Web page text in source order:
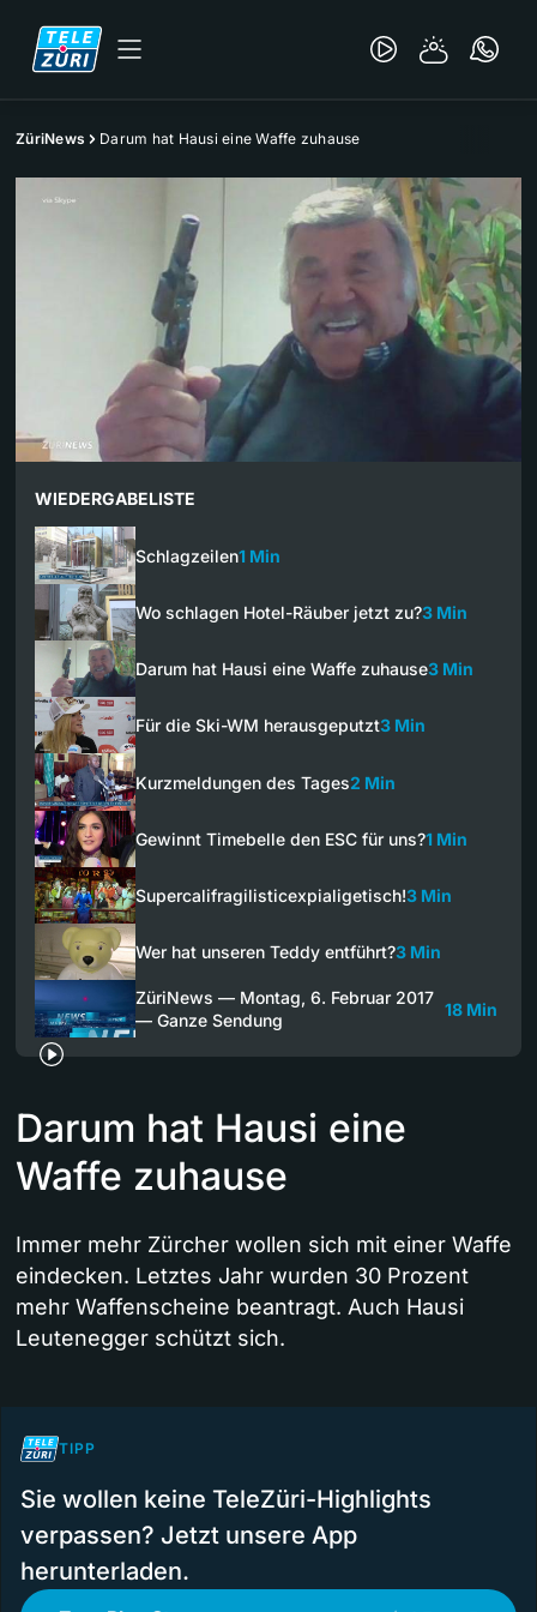
ZüriNews Darum hat Hausi eine Waffe zuhause
WIEDERGABELISTE
Schlagzeilen1 Min
Wo schlagen Hotel-Räuber jetzt zu?3 Min
Darum hat Hausi eine Waffe zuhause3 Min
Für die Ski-WM herausgeputzt3 Min
Kurzmeldungen des Tages2 Min
Gewinnt Timebelle den ESC für uns?1 Min
Supercalifragilisticexpialigetisch!3 Min
Wer hat unseren Teddy entführt?3 Min
ZüriNews — Montag, 6. Februar 2017
— Ganze Sendung
18 Min
Darum hat Hausi eine
Waffe zuhause
Immer mehr Zürcher wollen sich mit einer Waffe
eindecken. Letztes Jahr wurden 30 Prozent
mehr Waffenscheine beantragt. Auch Hausi
Leutenegger schützt sich.
TIPP
Sie wollen keine TeleZüri-Highlights
verpassen? Jetzt unsere App
herunterladen.